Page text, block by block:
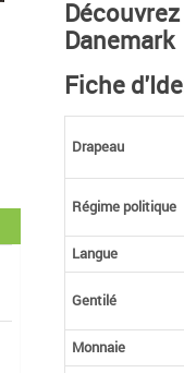
Danemark
Fiche
Drapeau
Régime politique
Langue
Gentilé
Monnaie